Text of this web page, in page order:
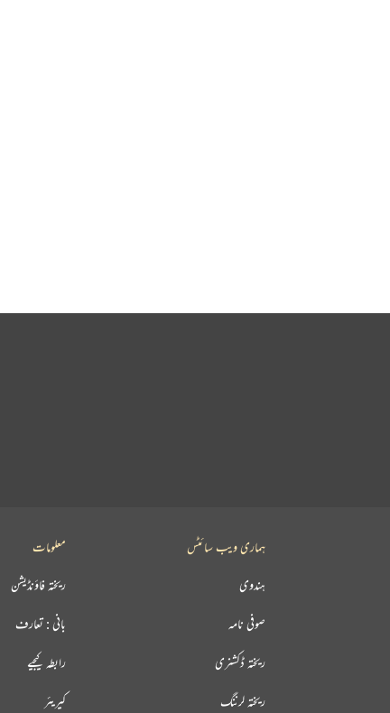
معلومات
ریختہ فاؤنڈیشن
بانی : تعارف
رابطہ کیجیے
کیریئر
ہماری ویب سائٹس
ہندوی
صوفی نامہ
ریختہ ڈکشنری
ریختہ لرننگ